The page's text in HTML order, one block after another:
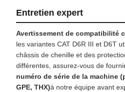
Entretien expert
Avertissement de compatibilité
les variantes CAT D6R III et D6T
châssis de chenille et des
différentes, assurez-vous de
numéro de série de la machine
GPE, THX)à notre équipe avant